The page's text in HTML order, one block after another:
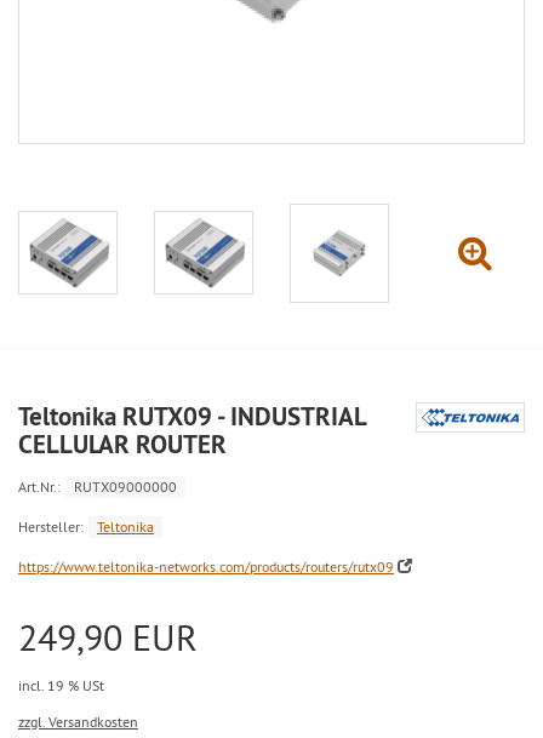
Teltonika RUTX09 - INDUSTRIAL
CELLULAR ROUTER
Art.Nr.: RUTX09000000
Hersteller: Teltonika
https://www.teltonika-networks.com/products/routers/rutx09
249,90 EUR
incl. 19 % USt
zzgl. Versandkosten